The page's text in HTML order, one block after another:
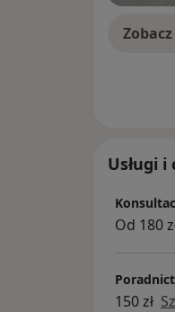
Usługi i
Od 180
150 zł